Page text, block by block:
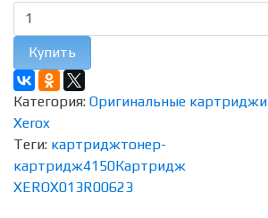
Купить
Категория: Оригинальные картриджи
Xerox
Теги: картриджтонер-
картридж4150Картридж
XEROX013R00623